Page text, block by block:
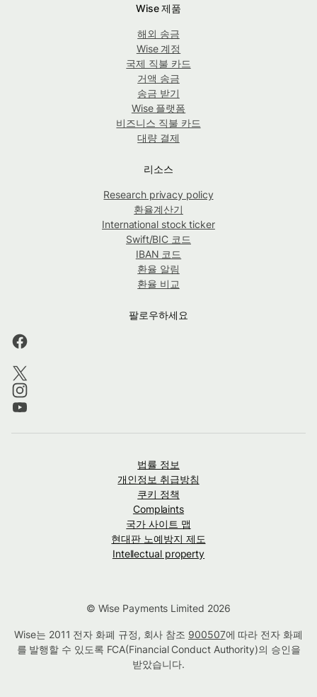
Wise 제품
해외 송금
Wise 계정
국제 직불 카드
거액 송금
송금 받기
Wise 플랫폼
비즈니스 직불 카드
대량 결제
리소스
Research privacy policy
환율계산기
International stock ticker
Swift/BIC 코드
IBAN 코드
환율 알림
환율 비교
팔로우하세요
법률 정보
개인정보 취급방침
쿠키 정책
Complaints
국가 사이트 맵
현대판 노예방지 제도
Intellectual property
© Wise Payments Limited 2026
Wise는 2011 전자 화폐 규정, 회사 참조 900507에 따라 전자 화폐
를 발행할 수 있도록 FCA(Financial Conduct Authority)의 승인을
받았습니다.